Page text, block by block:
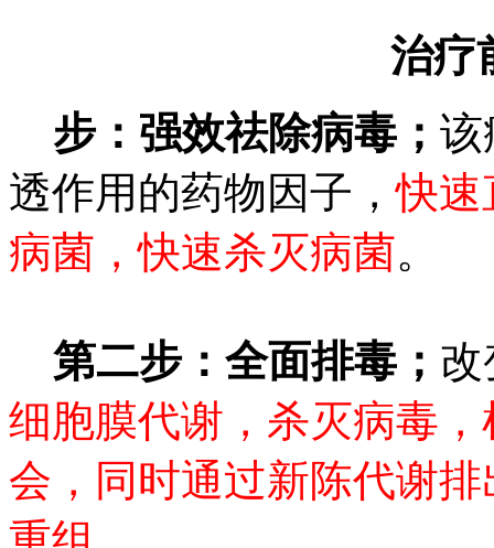
治疗
步：强效祛除病毒； 该
透作用的药物因子，快速
病菌，快速杀灭病菌。
第二步：全面排毒； 改
细胞膜代谢，杀灭病毒
会，同时通过新陈代谢